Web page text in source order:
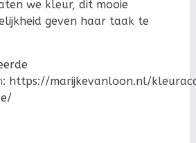
we kleur, dit mooie
geven haar taak te
: https://marijkevanloon.nl/